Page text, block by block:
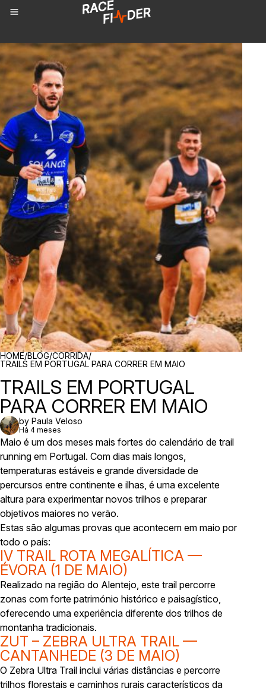
BREADCRUMBS
HOME/BLOG/CORRIDA/
TRAILS EM PORTUGAL PARA CORRER EM MAIO
TRAILS EM PORTUGAL
PARA CORRER EM MAIO
by Paula Veloso
Há 4 meses
Maio é um dos meses mais fortes do calendário de trail
running em Portugal. Com dias mais longos,
temperaturas estáveis e grande diversidade de
percursos entre continente e ilhas, é uma excelente
altura para experimentar novos trilhos e preparar
objetivos maiores no verão.
Estas são algumas provas que acontecem em maio por
todo o país:
IV TRAIL ROTA MEGALÍTICA —
ÉVORA (1 DE MAIO)
Realizado na região do Alentejo, este trail percorre
zonas com forte património histórico e paisagístico,
oferecendo uma experiência diferente dos trilhos de
montanha tradicionais.
ZUT – ZEBRA ULTRA TRAIL —
CANTANHEDE (3 DE MAIO)
O Zebra Ultra Trail inclui várias distâncias e percorre
trilhos florestais e caminhos rurais característicos da